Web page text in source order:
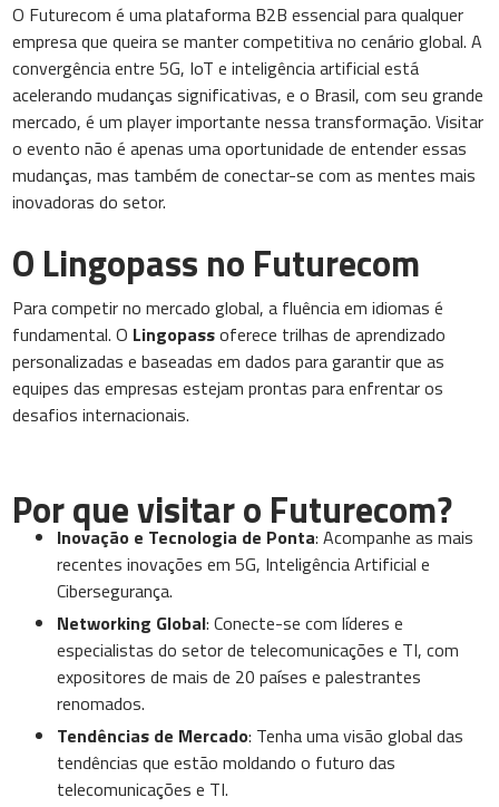
O Futurecom é uma plataforma B2B essencial para qualquer
empresa que queira se manter competitiva no cenário global. A
convergência entre 5G, IoT e inteligência artificial está
acelerando mudanças significativas, e o Brasil, com seu grande
mercado, é um player importante nessa transformação. Visitar
o evento não é apenas uma oportunidade de entender essas
mudanças, mas também de conectar-se com as mentes mais
inovadoras do setor.
O Lingopass no Futurecom
Para competir no mercado global, a fluência em idiomas é
fundamental. O Lingopassoferece trilhas de aprendizado
personalizadas e baseadas em dados para garantir que as
equipes das empresas estejam prontas para enfrentar os
desafios internacionais.
Por que visitar o Futurecom?
Inovação e Tecnologia de Ponta: Acompanhe as mais
recentes inovações em 5G, Inteligência Artificial e
Cibersegurança.
Networking Global: Conecte-se com líderes e
especialistas do setor de telecomunicações e TI, com
expositores de mais de 20 países e palestrantes
renomados.
Tendências de Mercado: Tenha uma visão global das
tendências que estão moldando o futuro das
telecomunicações e TI.